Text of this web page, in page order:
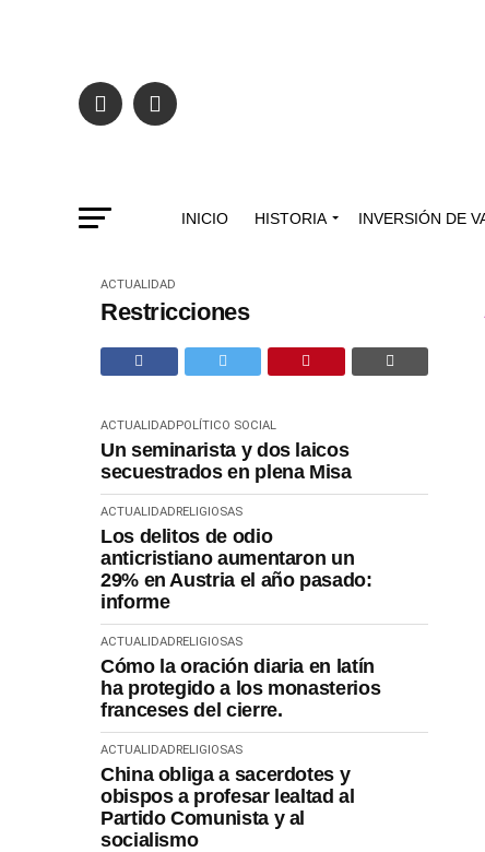
INICIO HISTORIA INVERSIÓN DE
ACTUALIDAD
Restricciones
ACTUALIDADPOLÍTICO SOCIAL
Un seminarista y dos laicos
secuestrados en plena Misa
ACTUALIDADRELIGIOSAS
Los delitos de odio
anticristiano aumentaron un
29% en Austria el año pasado:
informe
ACTUALIDADRELIGIOSAS
Cómo la oración diaria en latín
ha protegido a los monasterios
franceses del cierre.
ACTUALIDADRELIGIOSAS
China obliga a sacerdotes y
obispos a profesar lealtad al
Partido Comunista y al
socialismo